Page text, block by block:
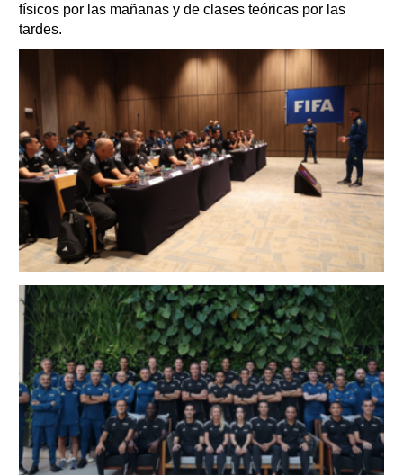
físicos por las mañanas y de clases teóricas por las
tardes.